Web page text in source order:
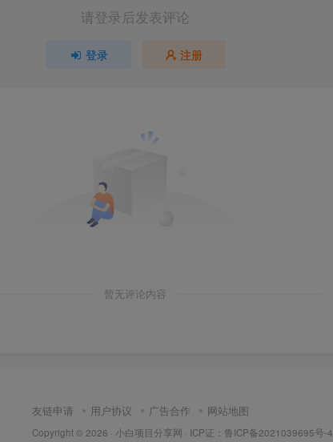
请登录后发表评论
登录 注册
暂无评论内容
友链申请 用户协议 广告合作 网站地图
Copyright © 2026 · 小白项目分享网 · ICP证： 鲁ICP备2021039695号-4